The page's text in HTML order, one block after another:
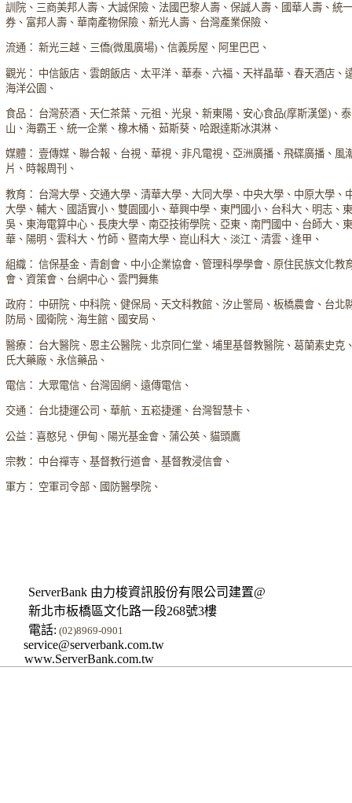
訓院、三商美邦人壽、大誠保險、法國巴黎人壽、保誠人壽、國華人壽、統
券、富邦人壽、華南產物保險、新光人壽、台灣產業保險、
流通： 新光三越、三僑(微風廣場)、信義房屋、阿里巴巴、
觀光： 中信飯店、雲朗飯店、太平洋、華泰、六福、天祥晶華、春天酒店、
海洋公園、
食品： 台灣菸酒、天仁茶葉、元祖、光泉、新東陽、安心食品(摩斯漢堡)、泰
山、海霸王、統一企業、橡木桶、茹斯葵、哈跟達斯冰淇淋、
媒體： 壹傳媒、聯合報、台視、華視、非凡電視、亞洲廣播、飛碟廣播、風
片、時報周刊、
教育： 台灣大學、交通大學、清華大學、大同大學、中央大學、中原大學、
大學、輔大、國語實小、雙園國小、華興中學、東門國小、台科大、明志、
吳、東海電算中心、長庚大學、南亞技術學院、亞東、南門國中、台師大、
華、陽明、雲科大、竹師、暨南大學、崑山科大、淡江、清雲、逢甲、
組織： 信保基金、青創會、中小企業協會、管理科學學會、原住民族文化教
會、資策會、台網中心、雲門舞集
政府： 中研院、中科院、健保局、天文科教館、汐止警局、板橋農會、台北
防局、國衛院、海生館、國安局、
醫療： 台大醫院、恩主公醫院、北京同仁堂、埔里基督教醫院、葛蘭素史克
氏大藥廠、永信藥品、
電信： 大眾電信、台灣固網、遠傳電信、
交通： 台北捷運公司、華航、五崧捷運、台灣智慧卡、
公益：喜憨兒、伊甸、陽光基金會、蒲公英、貓頭鷹
宗教： 中台禪寺、基督教行道會、基督教浸信會、
軍方： 空軍司令部、國防醫學院、
ServerBank 由力梭資訊股份有限公司建置@
新北市板橋區文化路一段268號3樓
電話: (02)8969-0901
service@serverbank.com.tw
www.ServerBank.com.tw